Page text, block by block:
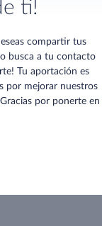
ti!
compartir tus
busca a tu contacto
Tu aportación es
por mejorar nuestros
por ponerte en